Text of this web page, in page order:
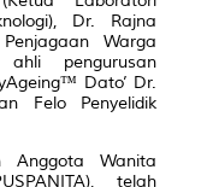
Dr. Rajna
Warga
pengurusan
Dato’ Dr.
Felo Penyelidik
Anggota Wanita
telah